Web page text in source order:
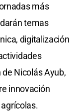
más
temas
digitalización
Nicolás Ayub,
innovación